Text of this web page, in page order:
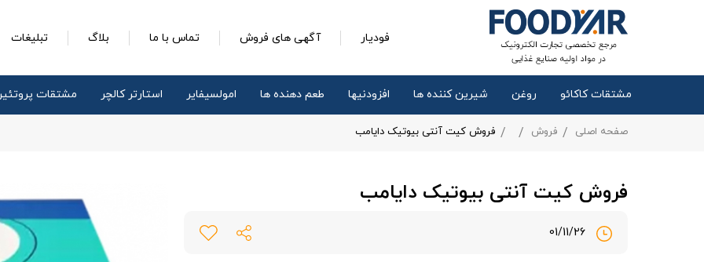
فودیار آگهی های فروش تماس با ما بلاگ تبلیغات
مشتقات کاکائو روغن شیرین کننده ها افزودنیها طعم دهنده ها امولسیفایر استارتر کالچر مشتقات
صفحه اصلی فروش فروش کیت آنتی بیوتیک دایامب
فروش کیت آنتی بیوتیک دایامب